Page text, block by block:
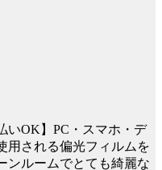
いOK】PC・スマホ・デ
用される偏光フィルムを
ンルームでとても綺麗な